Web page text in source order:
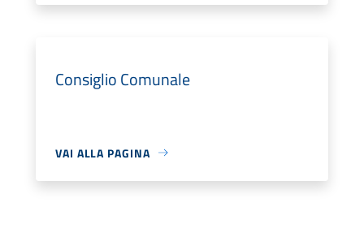
Consiglio Comunale
VAI ALLA PAGINA